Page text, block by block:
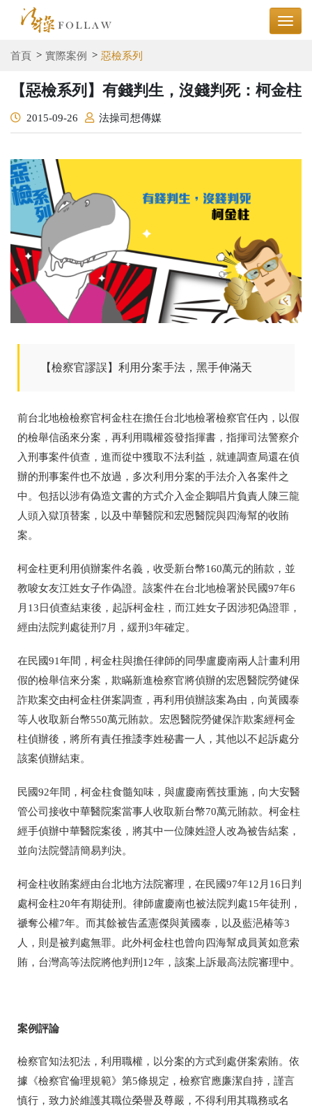
首頁 實際案例 惡檢系列
【惡檢系列】有錢判生，沒錢判死：柯金柱
2015-09-26 法操司想傳媒
【檢察官謬誤】利用分案手法，黑手伸滿天
前台北地檢檢察官柯金柱在擔任台北地檢署檢察官任內，以假
的檢舉信函來分案，再利用職權簽發指揮書，指揮司法警察介
入刑事案件偵查，進而從中獲取不法利益，就連調查局還在偵
辦的刑事案件也不放過，多次利用分案的手法介入各案件之
中。包括以涉有偽造文書的方式介入金企鵝唱片負責人陳三龍
人頭入獄頂替案，以及中華醫院和宏恩醫院與四海幫的收賄
案。
柯金柱更利用偵辦案件名義，收受新台幣160萬元的賄款，並
教唆女友江姓女子作偽證。該案件在台北地檢署於民國97年6
月13日偵查結束後，起訴柯金柱 ，而江姓女子因涉犯偽證罪，
經由法院判處徒刑7月，緩刑3年確定。
在民國91年間， 柯金柱與擔任律師的同學盧慶南兩人計畫利用
假的檢舉信來分案，欺瞞新進檢察官將偵辦的宏恩醫院勞健保
詐欺案交由柯金柱併案調查，再利用偵辦該案為由，向黃國泰
等人收取新台幣550萬元賄款。宏恩醫院勞健保詐欺案經柯金
柱偵辦後，將所有責任推諉李姓秘書一人，其他以不起訴處分
該案偵辦結束。
民國92年間，柯金柱食髓知味，與盧慶南舊技重施，向大安醫
管公司接收中華醫院案當事人收取新台幣70萬元賄款。柯金柱
經手偵辦中華醫院案後，將其中一位陳姓證人改為被告結案，
並向法院聲請簡易判決。
柯金柱收賄案經由台北地方法院審理，在民國97年12月16日判
處柯金柱20年有期徒刑。律師盧慶南也被法院判處15年徒刑，
禠奪公權7年。而其餘被告孟憲傑與黃國泰，以及藍浥椿等3
人，則是被判處無罪。此外柯金柱也曾向四海幫成員黃如意索
賄，台灣高等法院將他判刑12年，該案上訴最高法院審理中。
案例評論
檢察官知法犯法，利用職權，以分案的方式到處併案索賄。依
據《檢察官倫理規範》第5條規定， 檢察官應廉潔自持，謹言
慎行，致力於維護其職位榮譽及尊嚴，不得利用其職務或名